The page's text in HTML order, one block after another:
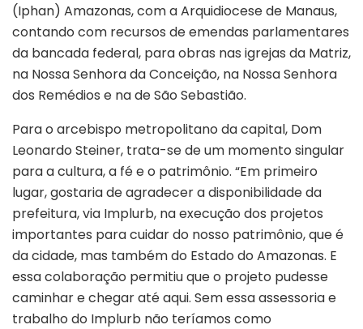
(Iphan) Amazonas, com a Arquidiocese de Manaus,
contando com recursos de emendas parlamentares
da bancada federal, para obras nas igrejas da Matriz,
na Nossa Senhora da Conceição, na Nossa Senhora
dos Remédios e na de São Sebastião.
Para o arcebispo metropolitano da capital, Dom
Leonardo Steiner, trata-se de um momento singular
para a cultura, a fé e o patrimônio. “Em primeiro
lugar, gostaria de agradecer a disponibilidade da
prefeitura, via Implurb, na execução dos projetos
importantes para cuidar do nosso patrimônio, que é
da cidade, mas também do Estado do Amazonas. E
essa colaboração permitiu que o projeto pudesse
caminhar e chegar até aqui. Sem essa assessoria e
trabalho do Implurb não teríamos como